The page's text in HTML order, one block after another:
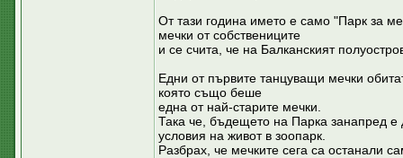
От тази година името е само "Парк за
мечки от собствениците
и се счита, че на Балканският
Едни от първите танцуващи мечки
която също беше
една от най-старите мечки.
Така че, бъдещето на Парка занапред
условия на живот в зоопарк.
Разбрах, че мечките сега са останали